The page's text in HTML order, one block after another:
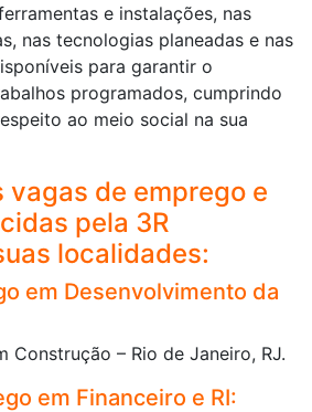
e instalações, nas
nas tecnologias planeadas e nas
para garantir o
programados, cumprindo
ao meio social na sua
vagas de emprego e
pela 3R
localidades:
em Desenvolvimento da
Construção – Rio de Janeiro, RJ.
em Financeiro e RI: